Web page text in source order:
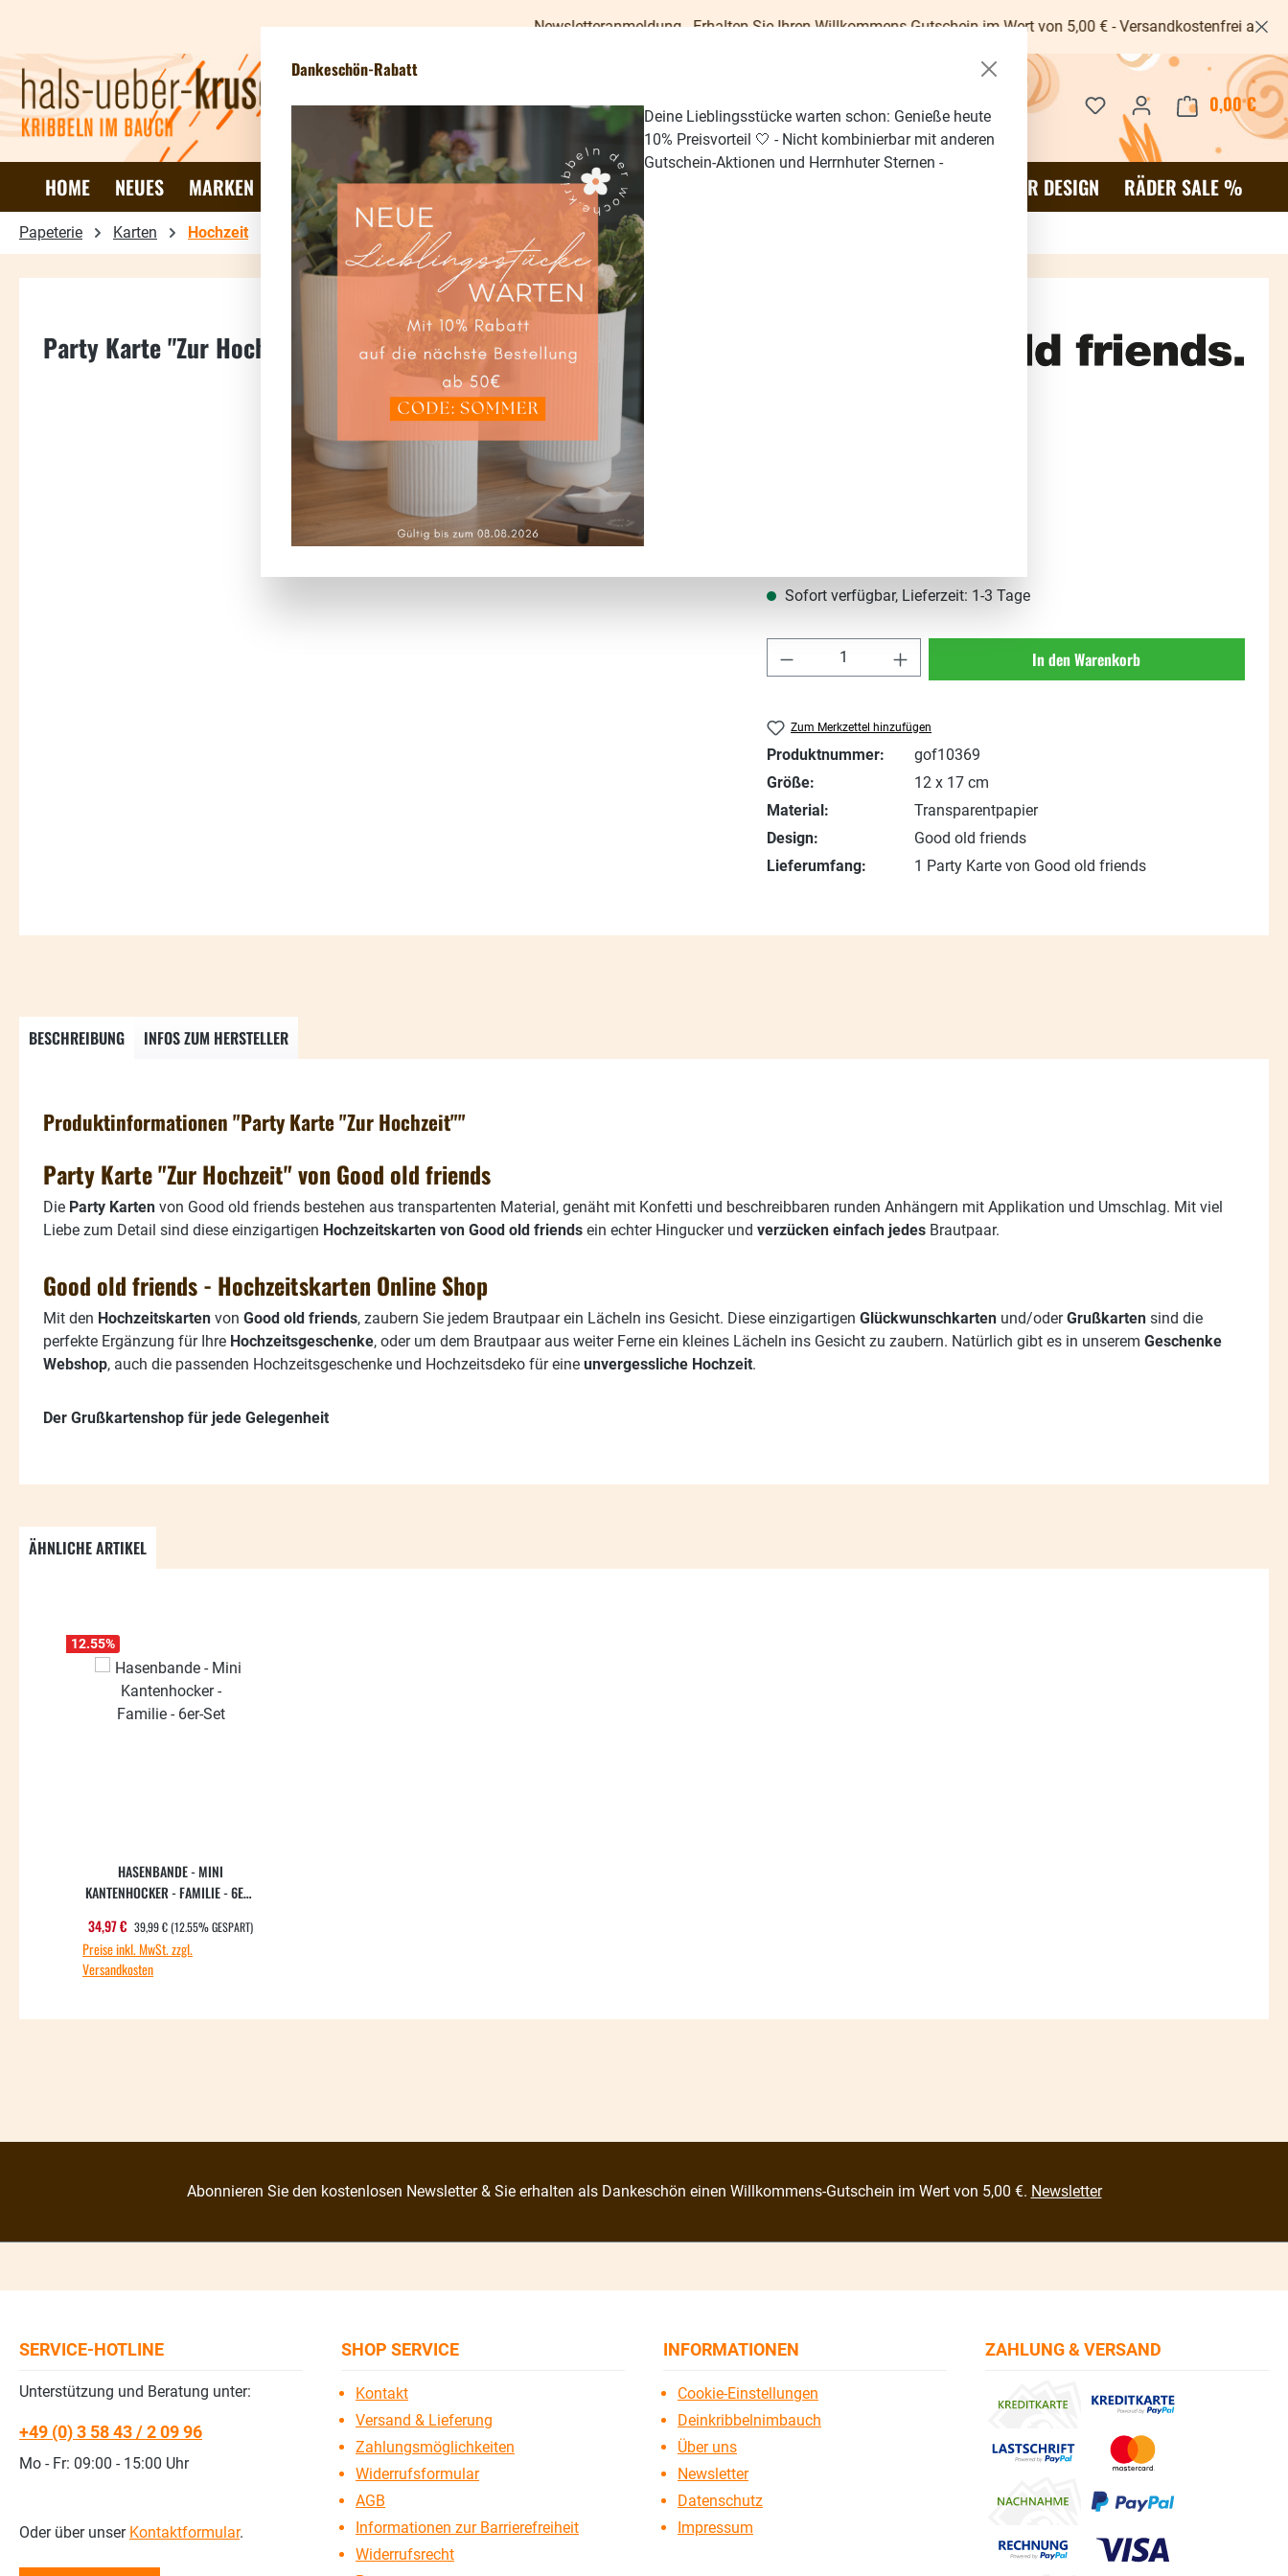
Newsletteranmeldung - Erhalten Sie Ihren Willkommens-Gutschein im Wert von 5,00 € - Versandkostenfrei ab 40€ -
Du hast 0 Produkte auf dem
0,00 €
HOME NEUES MARKEN DEKO & WOHNEN TISCH & KÜCHE GESCHENKE RÄDER DESIGN RÄDER SALE %
Papeterie Karten Hochzeit
Party Karte "Zur Hochzeit"
Sofort verfügbar, Lieferzeit: 1-3 Tage
Produkt Anzahl: Gib den gewünschten Wert ein
In den Warenkorb
Zum Merkzettel hinzufügen
Produktnummer:
gof10369
Größe:
12 x 17 cm
Material:
Transparentpapier
Design:
Good old friends
Lieferumfang:
1 Party Karte von Good old friends
BESCHREIBUNG INFOS ZUM HERSTELLER
Produktinformationen "Party Karte "Zur Hochzeit""
Party Karte "Zur Hochzeit" von Good old friends
Die Party Karten von Good old friends bestehen aus transpartenten Material, genäht mit Konfetti und beschreibbaren runden Anhängern mit Applikation und Umschlag. Mit viel
Liebe zum Detail sind diese einzigartigen Hochzeitskarten von Good old friends ein echter Hingucker und verzücken einfach jedes Brautpaar.
Good old friends - Hochzeitskarten Online Shop
Mit den Hochzeitskarten von Good old friends, zaubern Sie jedem Brautpaar ein Lächeln ins Gesicht. Diese einzigartigen Glückwunschkarten und/oderGrußkarten sind die
perfekte Ergänzung für Ihre Hochzeitsgeschenke, oder um dem Brautpaar aus weiter Ferne ein kleines Lächeln ins Gesicht zu zaubern. Natürlich gibt es in unserem Geschenke
Webshop, auch die passenden Hochzeitsgeschenke und Hochzeitsdeko für eine unvergessliche Hochzeit.
Der Grußkartenshop für jede Gelegenheit
ÄHNLICHE ARTIKEL
12.55%
HASENBANDE - MINI
KANTENHOCKER - FAMILIE - 6ER-
Verkaufspreis:
34,97 € REGULÄRER PREIS:
39,99 €(12.55% GESPART)
Preise inkl. MwSt. zzgl.
Versandkosten
Abonnieren Sie den kostenlosen Newsletter & Sie erhalten als Dankeschön einen Willkommens-Gutschein im Wert von 5,00 €. Newsletter
SERVICE-HOTLINE
Unterstützung und Beratung unter:
+49 (0) 3 58 43 / 2 09 96
Mo - Fr: 09:00 - 15:00 Uhr
Oder über unser Kontaktformular.
SHOP SERVICE
Kontakt
Versand & Lieferung
Zahlungsmöglichkeiten
Widerrufsformular
AGB
Informationen zur Barrierefreiheit
Widerrufsrecht
INFORMATIONEN
Cookie-Einstellungen
Deinkribbelnimbauch
Über uns
Newsletter
Datenschutz
Impressum
ZAHLUNG & VERSAND
Dankeschön-Rabatt
Deine Lieblingsstücke warten schon: Genieße heute
10% Preisvorteil 🤍 - Nicht kombinierbar mit anderen
Gutschein-Aktionen und Herrnhuter Sternen -